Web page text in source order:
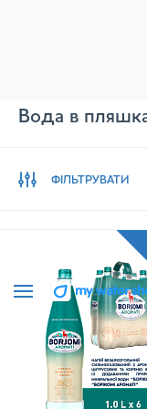
Вода в
ФІЛЬТРУВАТИ